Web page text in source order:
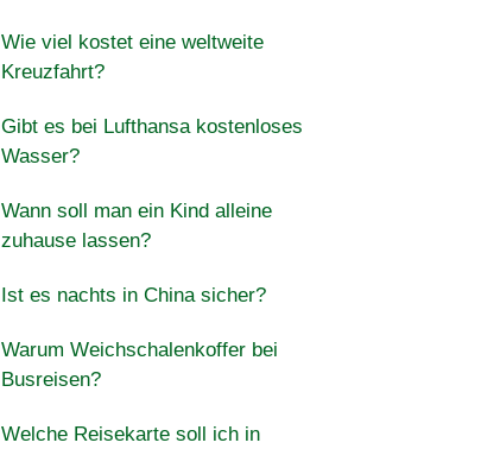
Wie viel kostet eine weltweite
Kreuzfahrt?
Gibt es bei Lufthansa kostenloses
Wasser?
Wann soll man ein Kind alleine
zuhause lassen?
Ist es nachts in China sicher?
Warum Weichschalenkoffer bei
Busreisen?
Welche Reisekarte soll ich in